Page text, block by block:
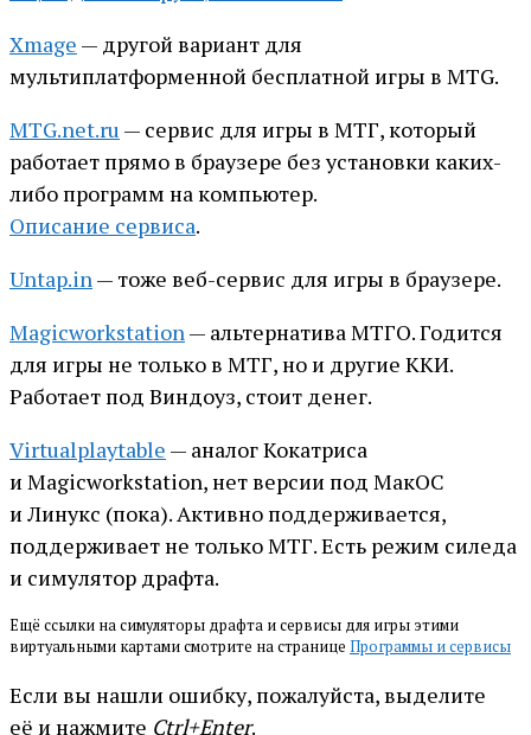
Xmage — другой вариант для
мультиплатформенной бесплатной игры в MTG.
MTG.net.ru — сервис для игры в МТГ, который
работает прямо в браузере без установки каких-
либо программ на компьютер.
Описание сервиса.
Untap.in— тоже веб-сервис для игры в браузере.
Magicworkstation— альтернатива МТГО. Годится
для игры не только в МТГ, но и другие ККИ.
Работает под Виндоуз, стоит денег.
Virtualplaytable — аналог Кокатриса
и Magicworkstation, нет версии под МакОС
и Линукс (пока). Активно поддерживается,
поддерживает не только МТГ. Есть режим силеда
и симулятор драфта.
Ещё ссылки на симуляторы драфта и сервисы для игры этими
виртуальными картами смотрите на странице Программы и сервисы
Если вы нашли ошибку, пожалуйста, выделите
её и нажмите Ctrl+Enter.